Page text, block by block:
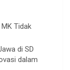
Tidak
di SD
dalam